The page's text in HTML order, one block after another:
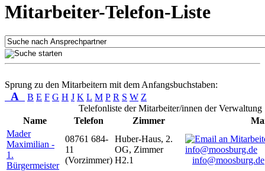
Mitarbeiter-Telefon-Liste
Sprung zu den Mitarbeitern mit dem Anfangsbuchstaben:
A B E F G H J K L M P R S W Z
Telefonliste der Mitarbeiter/innen der Verwaltung
Name
Telefon Zimmer
Mader
Maximilian -
1.
Bürgermeister
08761 684-
11
(Vorzimmer)
Huber-Haus, 2.
OG, Zimmer
H2.1
info@moosburg.de